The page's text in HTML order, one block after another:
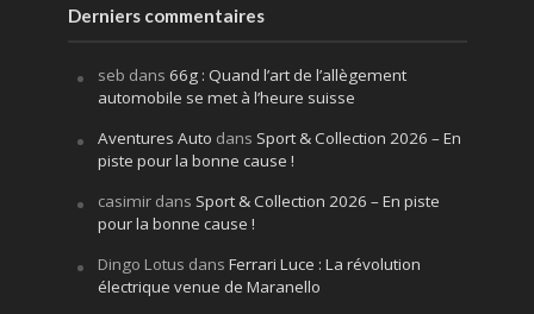
Derniers commentaires
seb dans 66g : Quand l’art de l’allègement
automobile se met à l’heure suisse
Aventures Auto dans Sport & Collection 2026 – En
piste pour la bonne cause !
casimirdans Sport & Collection 2026 – En piste
pour la bonne cause !
Dingo Lotus dans Ferrari Luce : La révolution
électrique venue de Maranello